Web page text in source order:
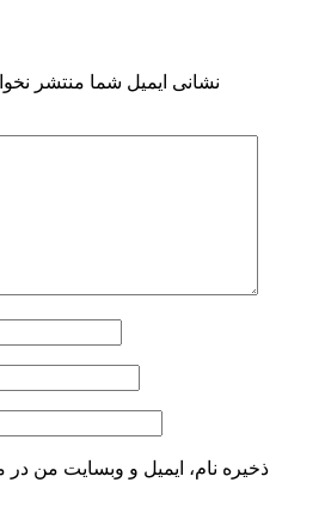
نشانی ایمیل شما منتشر
ذخیره نام، ایمیل و وبسایت من